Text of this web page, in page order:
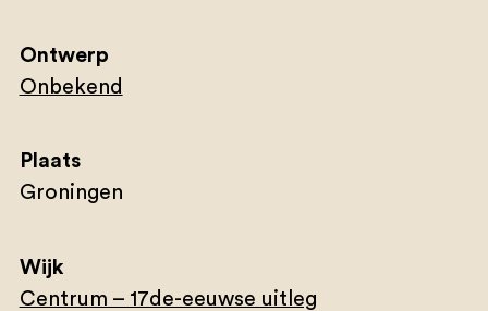
Ontwerp
Onbekend
Plaats
Groningen
Wijk
Centrum – 17de-eeuwse uitleg